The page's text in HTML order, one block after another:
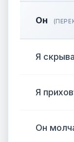
Он
Я
Я
Он